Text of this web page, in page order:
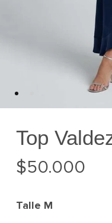
Top
$50.000
Talle M